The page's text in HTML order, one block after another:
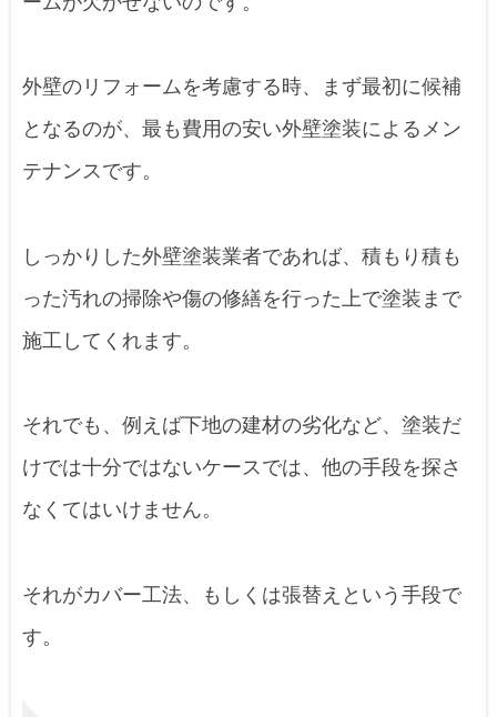
外壁のリフォームを考慮する時、まず最初に候補
となるのが、最も費用の安い外壁塗装によるメン
テナンスです。
しっかりした外壁塗装業者であれば、積もり積も
った汚れの掃除や傷の修繕を行った上で塗装まで
施工してくれます。
それでも、例えば下地の建材の劣化など、塗装だ
けでは十分ではないケースでは、他の手段を探さ
なくてはいけません。
それがカバー工法、もしくは張替えという手段で
す。